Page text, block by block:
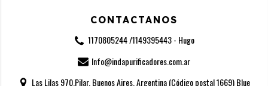
CONTACTANOS
1170805244 /1149395443 - Hugo
Info@indapurificadores.com.ar
Las Lilas 970,Pilar, Buenos Aires, Argentina (Código postal 1669) Blue